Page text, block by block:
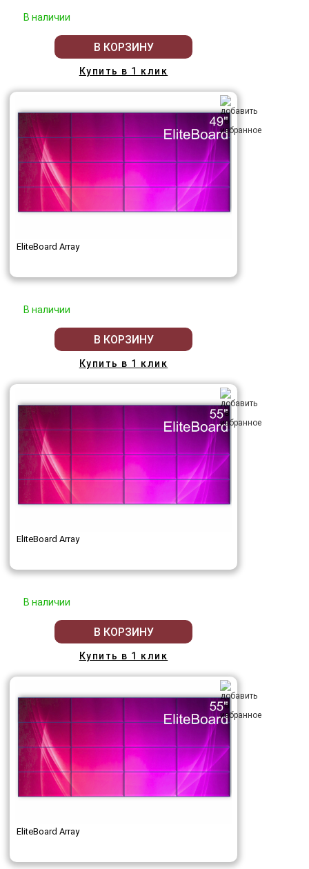
В наличии
В КОРЗИНУ
Купить в 1 клик
EliteBoard Array
В наличии
В КОРЗИНУ
Купить в 1 клик
EliteBoard Array
В наличии
В КОРЗИНУ
Купить в 1 клик
EliteBoard Array